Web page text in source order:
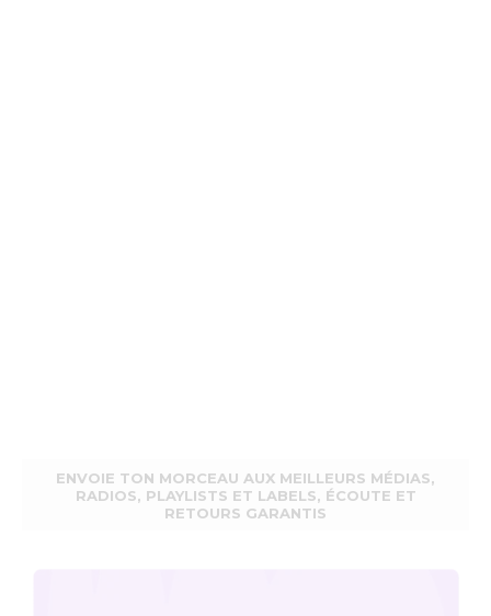
ENVOIE TON MORCEAU AUX MEILLEURS MÉDIAS,
RADIOS, PLAYLISTS ET LABELS, ÉCOUTE ET
RETOURS GARANTIS